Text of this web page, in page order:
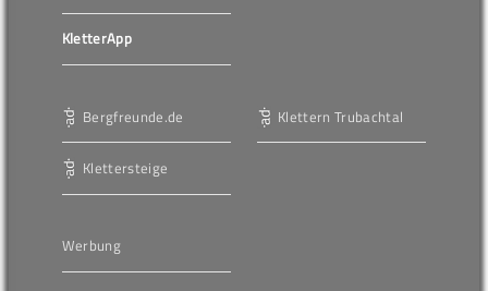
KletterApp
Bergfreunde.de
Klettersteige
Klettern Trubachtal
Werbung